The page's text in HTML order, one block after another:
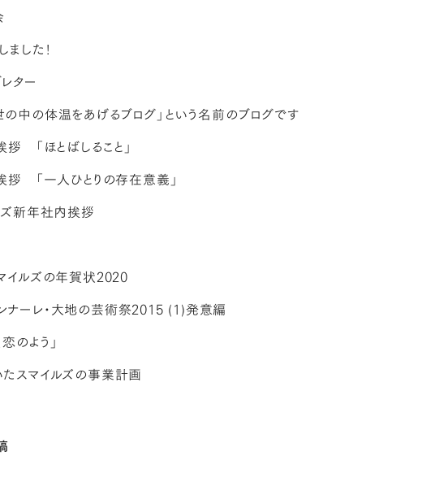
ました！
ター
中の体温をあげるブログ」という名前のブログです
「ほとばしること」
「一人ひとりの存在意義」
新年社内挨拶
ルズの年賀状2020
ナーレ・大地の芸術祭2015 (1)発意編
のよう」
たスマイルズの事業計画